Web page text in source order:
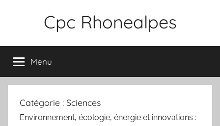
Cpc Rhonealpes
Menu
Catégorie : Sciences
Environnement, écologie, énergie et innovations :